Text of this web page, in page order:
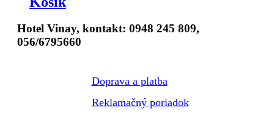
Hotel Vinay, kontakt: 0948 245 809,
056/6795660
Doprava a platba
Reklamačný poriadok